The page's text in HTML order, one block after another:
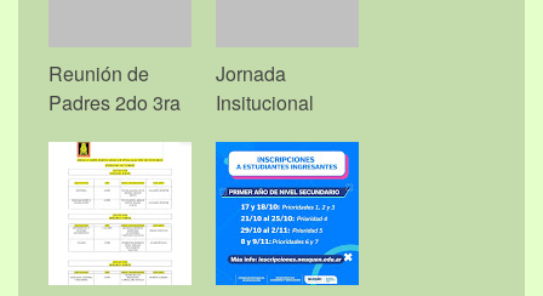
Reunión de
Padres 2do 3ra
Jornada
Insitucional